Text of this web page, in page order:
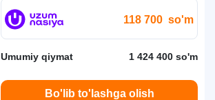
118 700 so'm
Umumiy qiymat 1 424 400 so'm
Bo'lib to'lashga olish